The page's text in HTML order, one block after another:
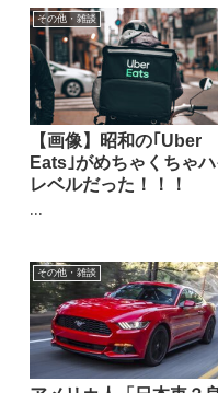
その他・雑談
【画像】昭和の｢Uber
Eats｣がめちゃくちゃハ
レベルだった！！！
その他・雑談